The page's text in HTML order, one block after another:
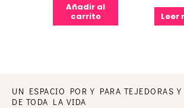
Añadir al
carrito
Leer
UN ESPACIO POR Y PARA TEJEDORAS
DE TODA LA VIDA